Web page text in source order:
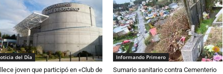
del Día
joven que participó en «Club de
Informando Primero
Sumario sanitario contra Cementerio